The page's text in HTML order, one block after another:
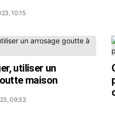
10:15
utiliser un
maison
09:33